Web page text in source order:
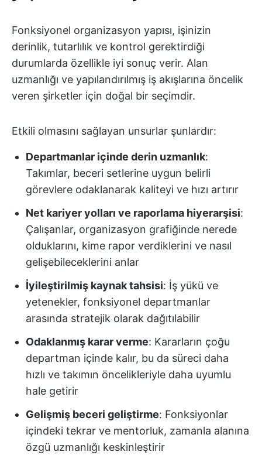
Fonksiyonel organizasyon yapısı, işinizin
derinlik, tutarlılık ve kontrol gerektirdiği
durumlarda özellikle iyi sonuç verir. Alan
uzmanlığı ve yapılandırılmış iş akışlarına öncelik
veren şirketler için doğal bir seçimdir.
Etkili olmasını sağlayan unsurlar şunlardır:
Departmanlar içinde derin uzmanlık:
Takımlar, beceri setlerine uygun belirli
görevlere odaklanarak kaliteyi ve hızı artırır
Net kariyer yolları ve raporlama hiyerarşisi:
Çalışanlar, organizasyon grafiğinde nerede
olduklarını, kime rapor verdiklerini ve nasıl
gelişebileceklerini anlar
İyileştirilmiş kaynak tahsisi: İş yükü ve
yetenekler, fonksiyonel departmanlar
arasında stratejik olarak dağıtılabilir
Odaklanmış karar verme: Kararların çoğu
departman içinde kalır, bu da süreci daha
hızlı ve takımın öncelikleriyle daha uyumlu
hale getirir
Gelişmiş beceri geliştirme: Fonksiyonlar
içindeki tekrar ve mentorluk, zamanla alanına
özgü uzmanlığı keskinleştirir